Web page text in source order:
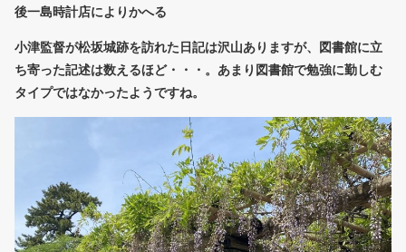
後一島時計店によりかへる
小津監督が松坂城跡を訪れた日記は沢山ありますが、図書館に立
ち寄った記述は数えるほど・・・。あまり図書館で勉強に勤しむ
タイプではなかったようですね。